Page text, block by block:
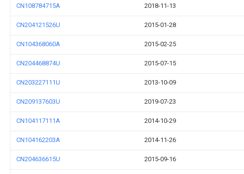
CN108784715A 2018-11-13
CN204121526U 2015-01-28
CN104368060A 2015-02-25
CN204468874U 2015-07-15
CN203227111U 2013-10-09
CN209137603U 2019-07-23
CN104117111A 2014-10-29
CN104162203A 2014-11-26
CN204636615U 2015-09-16